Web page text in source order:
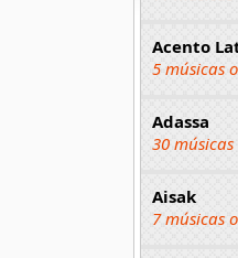
Acento
5 músicas
Adassa
30
Aisak
7 músicas